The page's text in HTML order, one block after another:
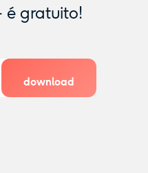
é gratuito!
download